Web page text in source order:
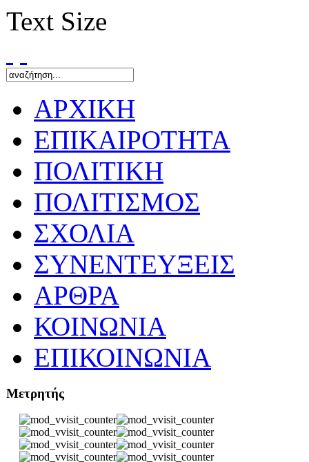
Text Size
ΑΡΧΙΚΗ
ΕΠΙΚΑΙΡΟΤΗΤΑ
ΠΟΛΙΤΙΚΗ
ΠΟΛΙΤΙΣΜΟΣ
ΣΧΟΛΙΑ
ΣΥΝΕΝΤΕΥΞΕΙΣ
ΑΡΘΡΑ
ΚΟΙΝΩΝΙΑ
ΕΠΙΚΟΙΝΩΝΙΑ
Μετρητής